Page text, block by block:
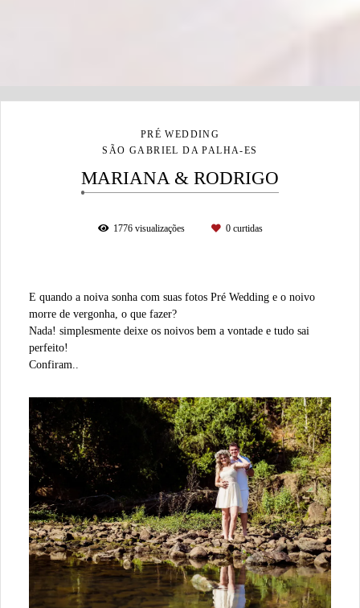
PRÉ WEDDING
SÃO GABRIEL DA PALHA-ES
MARIANA & RODRIGO
1776visualizações 0curtidas
E quando a noiva sonha com suas fotos Pré Wedding e o noivo
morre de vergonha, o que fazer?
Nada! simplesmente deixe os noivos bem a vontade e tudo sai
perfeito!
Confiram..